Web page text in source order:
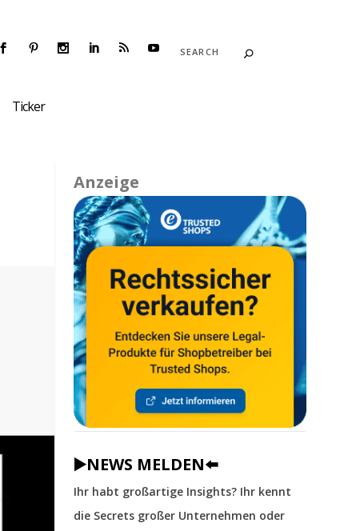
Ticker
Anzeige
▶️NEWS MELDEN⬅️
Ihr habt großartige Insights? Ihr kennt
die Secrets großer Unternehmen oder